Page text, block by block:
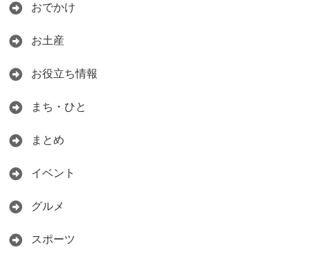
おでかけ
お土産
お役立ち情報
まち・ひと
まとめ
イベント
グルメ
スポーツ